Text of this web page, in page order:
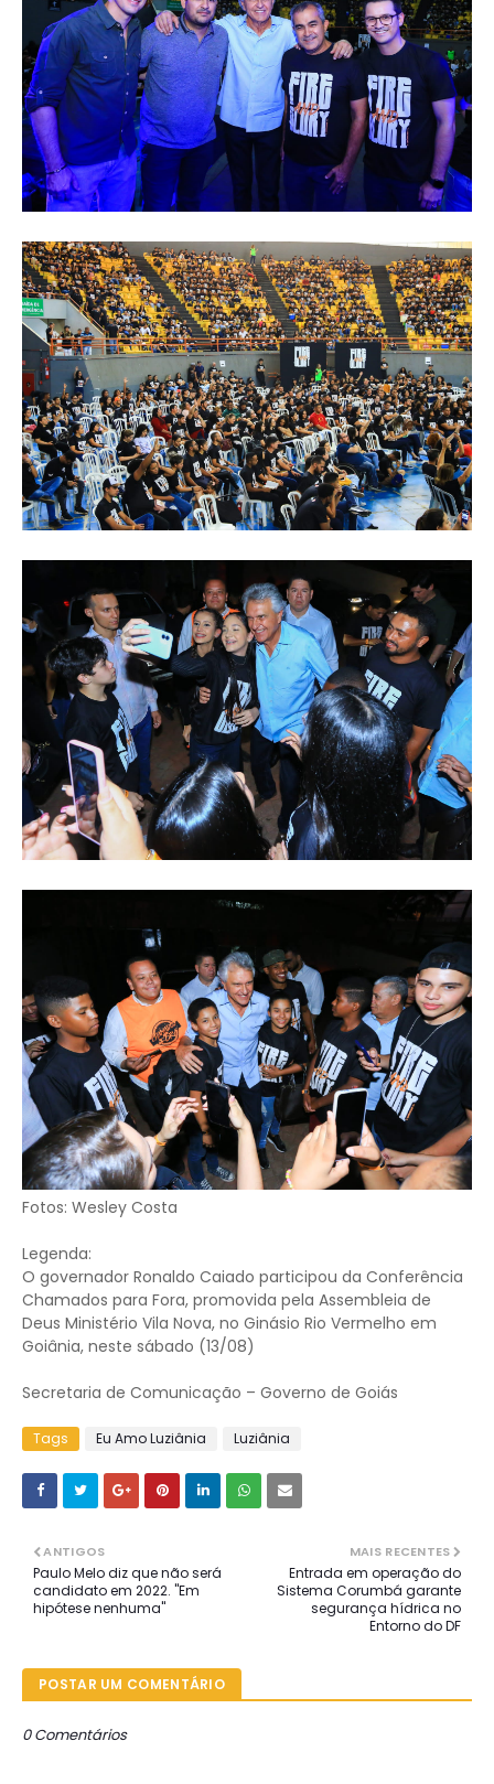
Fotos: Wesley Costa
Legenda:
O governador Ronaldo Caiado participou da Conferência
Chamados para Fora, promovida pela Assembleia de
Deus Ministério Vila Nova, no Ginásio Rio Vermelho em
Goiânia, neste sábado (13/08)
Secretaria de Comunicação – Governo de Goiás
Tags Eu Amo Luziânia Luziânia
MAIS RECENTES
Entrada em operação do
Sistema Corumbá garante
segurança hídrica no
Entorno do DF
ANTIGOS
Paulo Melo diz que não será
candidato em 2022. "Em
hipótese nenhuma"
POSTAR UM COMENTÁRIO
0 Comentários